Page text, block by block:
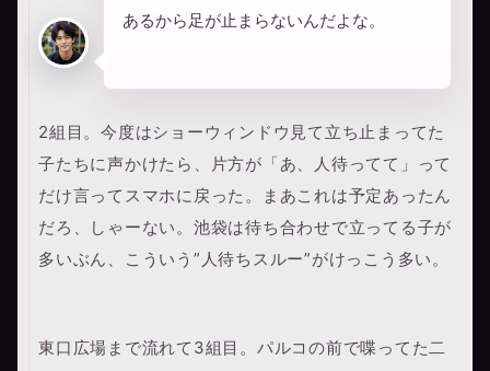
あるから足が止まらないんだよな。
2組目。今度はショーウィンドウ見て立ち止まってた
子たちに声かけたら、片方が「あ、人待ってて」って
だけ言ってスマホに戻った。まあこれは予定あったん
だろ、しゃーない。池袋は待ち合わせで立ってる子が
多いぶん、こういう”人待ちスルー”がけっこう多い。
東口広場まで流れて3組目。パルコの前で喋ってた二